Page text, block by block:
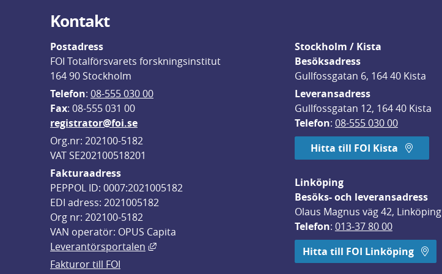
Kontakt
Postadress
FOI Totalförsvarets forskningsinstitut
164 90 Stockholm
Telefon: 08-555 030 00
Fax: 08-555 031 00
registrator@foi.se
Org.nr: 202100-5182
VAT SE202100518201
Fakturaadress
PEPPOL ID: 0007:2021005182
EDI adress: 2021005182
Org nr: 202100-5182
VAN operatör: OPUS Capita
Leverantörsportalen
Länk till annan webbplats, öppnas i nytt fönster.
Fakturor till FOI
Stockholm / Kista
Besöksadress
Gullfossgatan 6, 164 40 Kista
Leveransadress
Gullfossgatan 12, 164 40 Kista
Telefon: 08-555 030 00
Hitta till FOI Kista
Linköping
Besöks- och leveransadress
Olaus Magnus väg 42, Linköping
Telefon: 013-37 80 00
Hitta till FOI Linköping